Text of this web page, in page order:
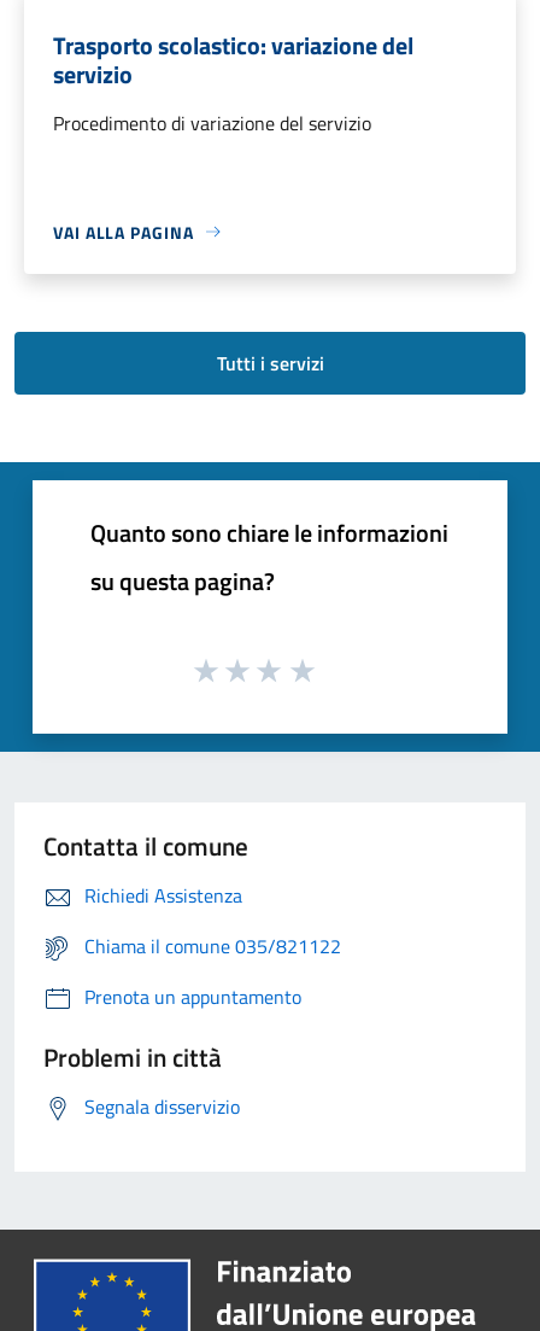
Trasporto scolastico: variazione del
servizio
Procedimento di variazione del servizio
VAI ALLA PAGINA
Tutti i servizi
Quanto sono chiare le informazioni
su questa pagina?
Contatta il comune
Richiedi Assistenza
Chiama il comune 035/821122
Prenota un appuntamento
Problemi in città
Segnala disservizio